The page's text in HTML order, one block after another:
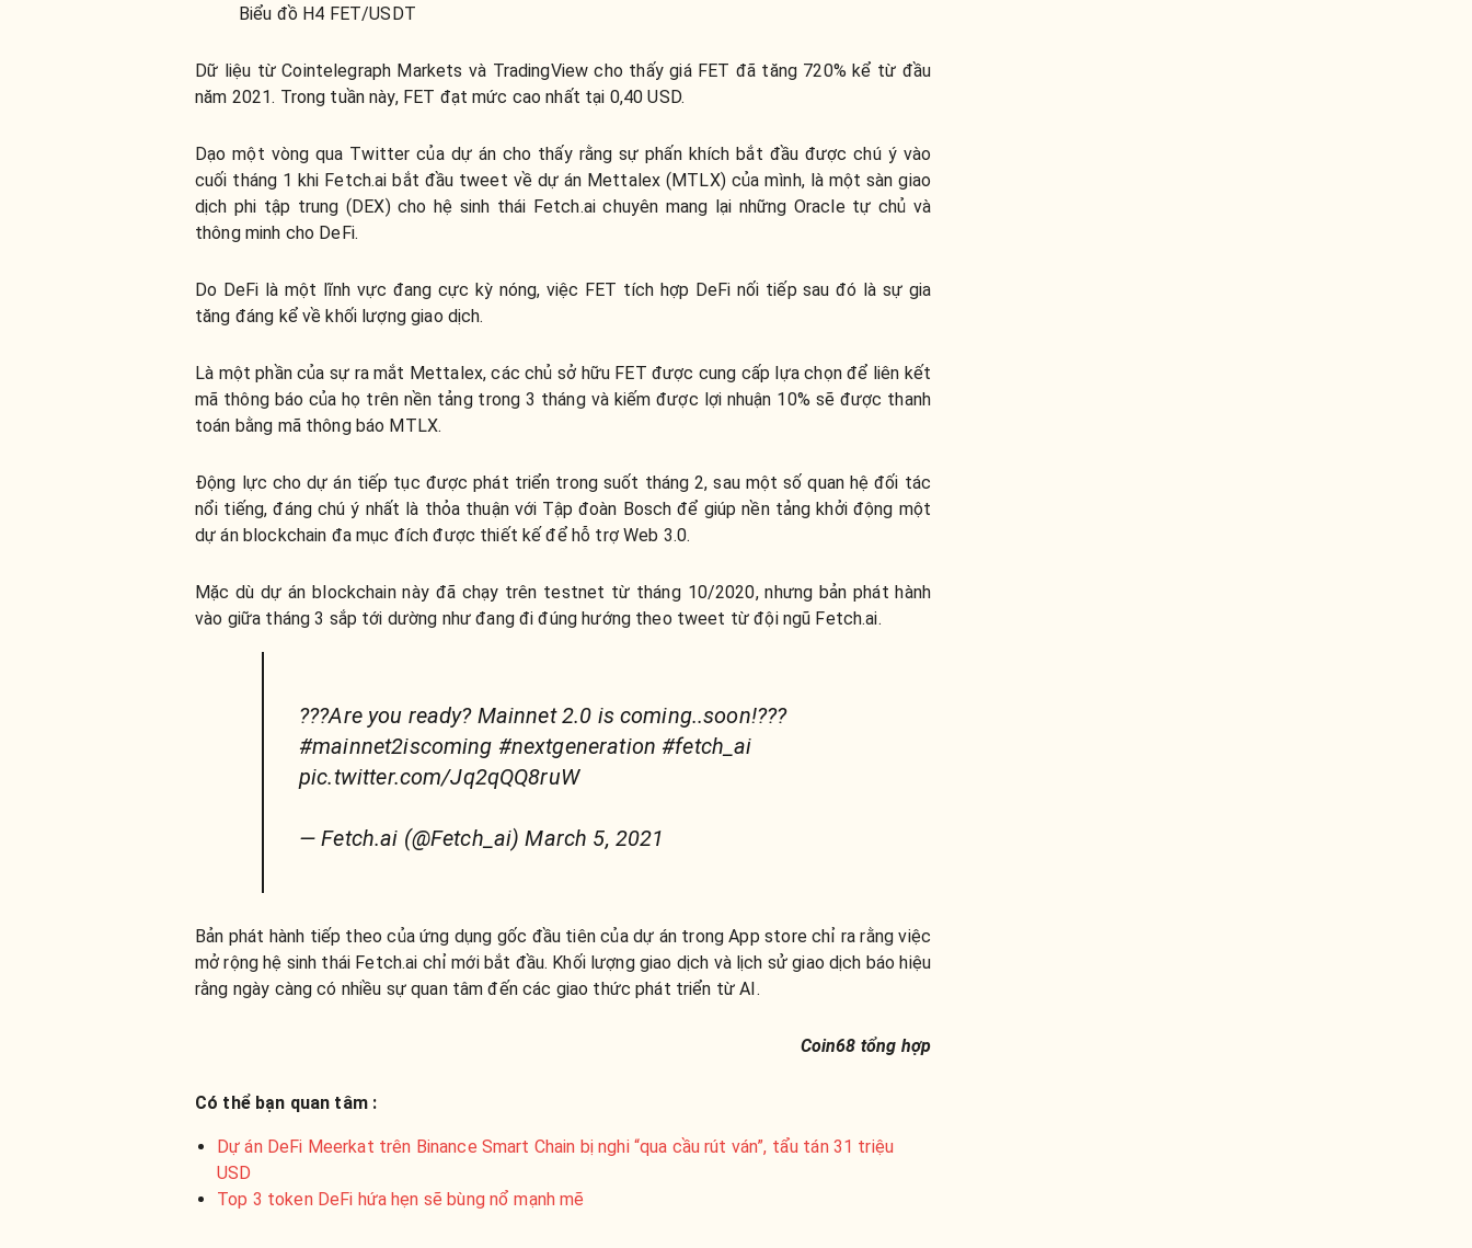
Biểu đồ H4 FET/USDT
Dữ liệu từ Cointelegraph Markets và TradingView cho thấy giá FET đã tăng 720% kể từ đầu
năm 2021. Trong tuần này, FET đạt mức cao nhất tại 0,40 USD.
Dạo một vòng qua Twitter của dự án cho thấy rằng sự phấn khích bắt đầu được chú ý vào
cuối tháng 1 khi Fetch.ai bắt đầu tweet về dự án Mettalex (MTLX) của mình, là một sàn giao
dịch phi tập trung (DEX) cho hệ sinh thái Fetch.ai chuyên mang lại những Oracle tự chủ và
thông minh cho DeFi.
Do DeFi là một lĩnh vực đang cực kỳ nóng, việc FET tích hợp DeFi nối tiếp sau đó là sự gia
tăng đáng kể về khối lượng giao dịch.
Là một phần của sự ra mắt Mettalex, các chủ sở hữu FET được cung cấp lựa chọn để liên kết
mã thông báo của họ trên nền tảng trong 3 tháng và kiếm được lợi nhuận 10% sẽ được thanh
toán bằng mã thông báo MTLX.
Động lực cho dự án tiếp tục được phát triển trong suốt tháng 2, sau một số quan hệ đối tác
nổi tiếng, đáng chú ý nhất là thỏa thuận với Tập đoàn Bosch để giúp nền tảng khởi động một
dự án blockchain đa mục đích được thiết kế để hỗ trợ Web 3.0.
Mặc dù dự án blockchain này đã chạy trên testnet từ tháng 10/2020, nhưng bản phát hành
vào giữa tháng 3 sắp tới dường như đang đi đúng hướng theo tweet từ đội ngũ Fetch.ai.
???Are you ready? Mainnet 2.0 is coming..soon!???
#mainnet2iscoming #nextgeneration #fetch_ai
pic.twitter.com/Jq2qQQ8ruW
— Fetch.ai (@Fetch_ai) March 5, 2021
Bản phát hành tiếp theo của ứng dụng gốc đầu tiên của dự án trong App store chỉ ra rằng việc
mở rộng hệ sinh thái Fetch.ai chỉ mới bắt đầu. Khối lượng giao dịch và lịch sử giao dịch báo hiệu
rằng ngày càng có nhiều sự quan tâm đến các giao thức phát triển từ AI.
Coin68 tổng hợp
Có thể bạn quan tâm :
Dự án DeFi Meerkat trên Binance Smart Chain bị nghi “qua cầu rút ván”, tẩu tán 31 triệu
USD
Top 3 token DeFi hứa hẹn sẽ bùng nổ mạnh mẽ